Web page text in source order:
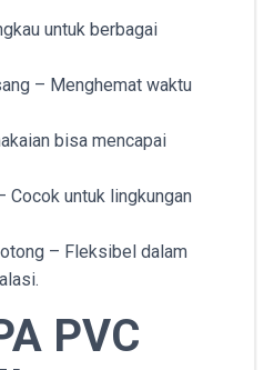
untuk berbagai
– Menghemat waktu
bisa mencapai
Cocok untuk lingkungan
– Fleksibel dalam
PVC